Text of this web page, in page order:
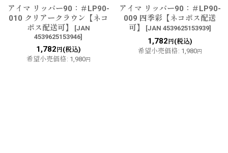
アイマ リッパー90：＃LP90-
010 クリアークラウン【ネコ
ポス配送可】
[JAN
4539625153946]
1,782 円(税込)
希望小売価格: 1,980円
アイマ リッパー90：＃LP90-
009 四季彩【ネコポス配送
可】
[JAN 4539625153939]
1,782 円(税込)
希望小売価格: 1,980円